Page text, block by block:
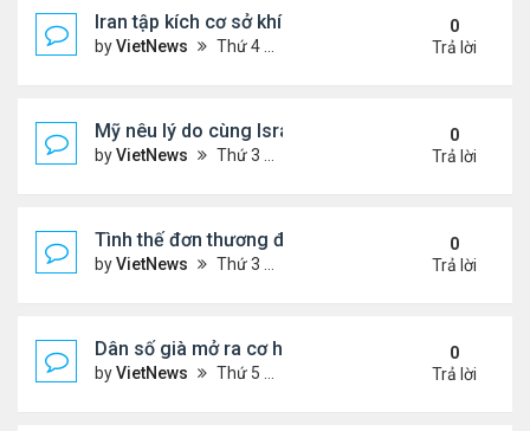
Iran tập kích cơ sở khí LNG lớn nhất thế giới ở
byVietNews Thứ 4 Tháng 3 18, 2026 5:56 pm
0
Trả lời
Mỹ nêu lý do cùng Israel không kích Iran
byVietNews Thứ 3 Tháng 3 03, 2026 6:39 pm
0
Trả lời
Tình thế đơn thương độc mã của Iran trước sức
byVietNews Thứ 3 Tháng 2 24, 2026 6:01 pm
0
Trả lời
Dân số già mở ra cơ hội hợp tác cho Trung - Hàn
byVietNews Thứ 5 Tháng 2 19, 2026 6:00 pm
0
Trả lời